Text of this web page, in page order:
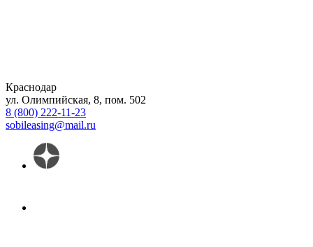
Краснодар
ул. Олимпийская, 8, пом. 502
8 (800) 222-11-23
sobileasing@mail.ru